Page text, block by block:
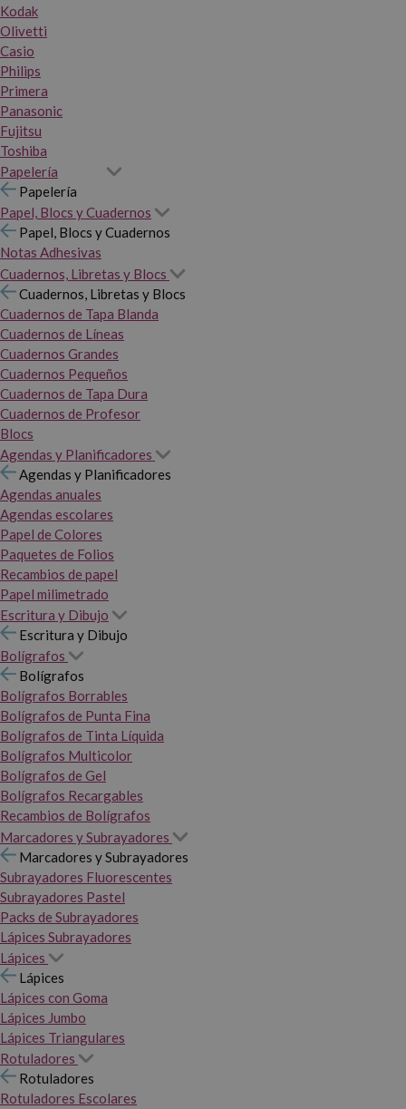
Kodak
Olivetti
Casio
Philips
Primera
Panasonic
Fujitsu
Toshiba
Papelería
Papelería
Papel, Blocs y Cuadernos
Papel, Blocs y Cuadernos
Notas Adhesivas
Cuadernos, Libretas y Blocs
Cuadernos, Libretas y Blocs
Cuadernos de Tapa Blanda
Cuadernos de Líneas
Cuadernos Grandes
Cuadernos Pequeños
Cuadernos de Tapa Dura
Cuadernos de Profesor
Blocs
Agendas y Planificadores
Agendas y Planificadores
Agendas anuales
Agendas escolares
Papel de Colores
Paquetes de Folios
Recambios de papel
Papel milimetrado
Escritura y Dibujo
Escritura y Dibujo
Bolígrafos
Bolígrafos
Bolígrafos Borrables
Bolígrafos de Punta Fina
Bolígrafos de Tinta Líquida
Bolígrafos Multicolor
Bolígrafos de Gel
Bolígrafos Recargables
Recambios de Bolígrafos
Marcadores y Subrayadores
Marcadores y Subrayadores
Subrayadores Fluorescentes
Subrayadores Pastel
Packs de Subrayadores
Lápices Subrayadores
Lápices
Lápices
Lápices con Goma
Lápices Jumbo
Lápices Triangulares
Rotuladores
Rotuladores
Rotuladores Escolares